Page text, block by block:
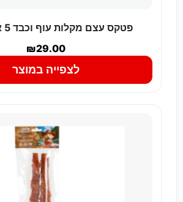
פטקס עצם מקלות עוף וכבד 5 אינץ 6 יח'
₪29.00
לצפייה במוצר